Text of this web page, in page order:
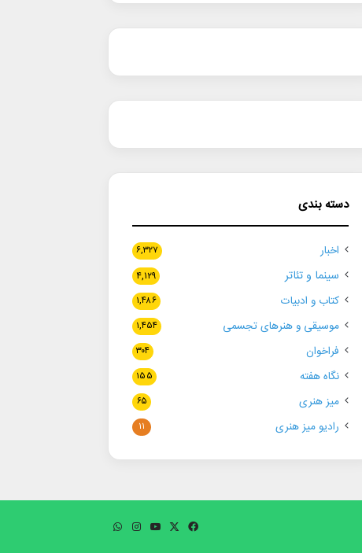
دسته بندی
اخبار ۶,۳۲۷
سینما و تئاتر ۴,۱۲۹
کتاب و ادبیات ۱,۴۸۶
موسیقی و هنرهای تجسمی ۱,۴۵۴
فراخوان ۳۰۴
نگاه هفته ۱۵۵
میز هنری ۶۵
رادیو میز هنری ۱۱
فیسبوکایکس یوتیوباینستاگرام